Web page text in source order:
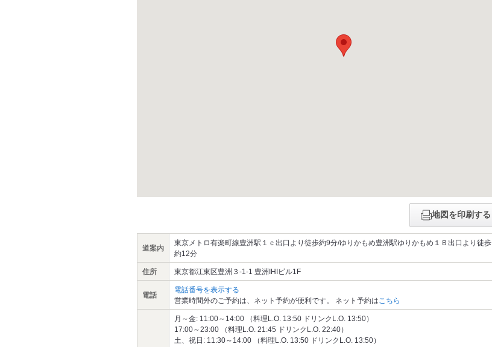
地図を印刷する
道案内
東京メトロ有楽町線豊洲駅１ｃ出口より徒歩約9分/ゆりかもめ豊洲駅ゆりかもめ１Ｂ出口より徒歩
約12分
住所 東京都江東区豊洲３-1-1 豊洲IHIビル1F
電話
電話番号を表示する
営業時間外のご予約は、ネット予約が便利です。 ネット予約はこちら
月～金: 11:00～14:00 （料理L.O. 13:50 ドリンクL.O. 13:50）
17:00～23:00 （料理L.O. 21:45 ドリンクL.O. 22:40）
土、祝日: 11:30～14:00 （料理L.O. 13:50 ドリンクL.O. 13:50）